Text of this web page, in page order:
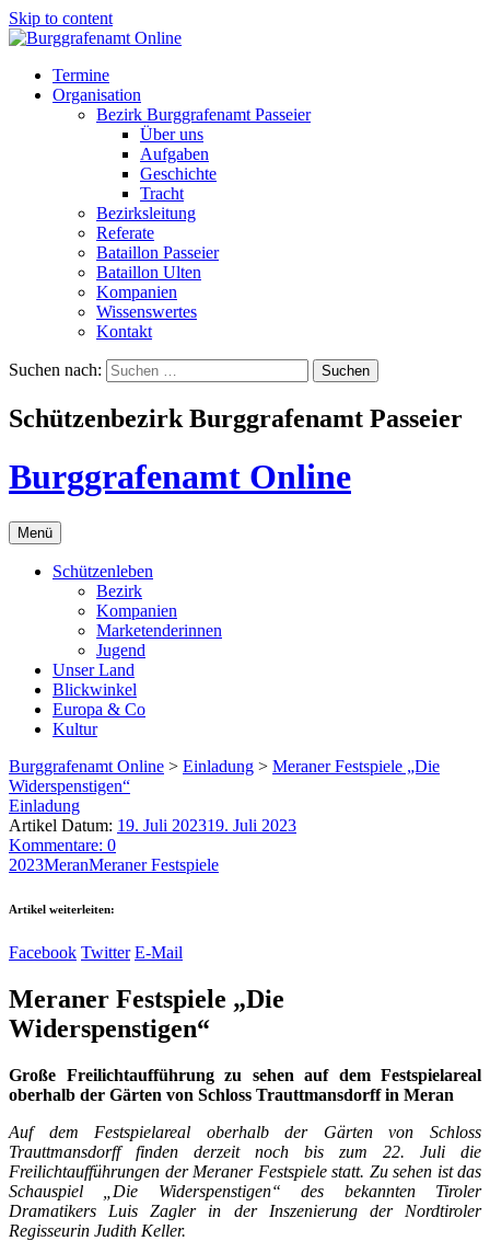
Skip to content
Termine
Organisation
Bezirk Burggrafenamt Passeier
Über uns
Aufgaben
Geschichte
Tracht
Bezirksleitung
Referate
Bataillon Passeier
Bataillon Ulten
Kompanien
Wissenswertes
Kontakt
Suchen nach:
Schützenbezirk Burggrafenamt Passeier
Burggrafenamt Online
Menü
Schützenleben
Bezirk
Kompanien
Marketenderinnen
Jugend
Unser Land
Blickwinkel
Europa & Co
Kultur
Burggrafenamt Online > Einladung > Meraner Festspiele „Die
Widerspenstigen“
Einladung
Artikel Datum: 19. Juli 202319. Juli 2023
Kommentare: 0
2023MeranMeraner Festspiele
Artikel weiterleiten:
Facebook Twitter E-Mail
Meraner Festspiele „Die
Widerspenstigen“
Große Freilichtaufführung zu sehen auf dem Festspielareal
oberhalb der Gärten von Schloss Trauttmansdorff in Meran
Auf dem Festspielareal oberhalb der Gärten von Schloss
Trauttmansdorff finden derzeit noch bis zum 22. Juli die
Freilichtaufführungen der Meraner Festspiele statt. Zu sehen ist das
Schauspiel „Die Widerspenstigen“ des bekannten Tiroler
Dramatikers Luis Zagler in der Inszenierung der Nordtiroler
Regisseurin Judith Keller.